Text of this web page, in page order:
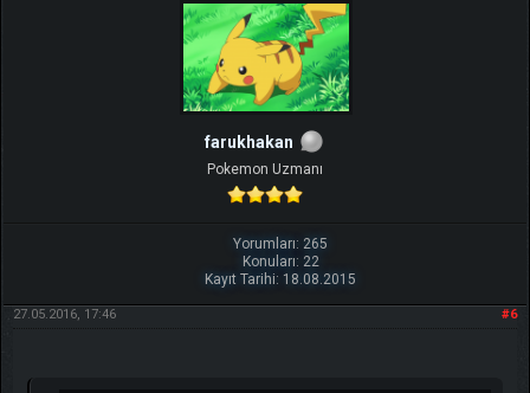
Benim ve diğer eğitmenlerin taktikleri için
farukhakan
Pokemon Uzmanı
Yorumları: 265
Konuları: 22
Kayıt Tarihi: 18.08.2015
#6
27.05.2016, 17:46